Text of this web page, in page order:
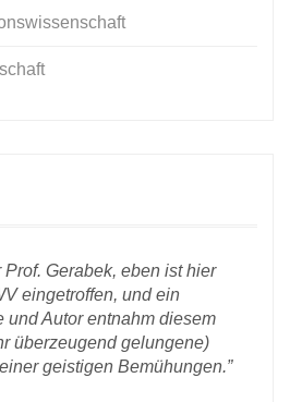
Prof. Gerabek, eben ist hier
eingetroffen, und ein
und Autor entnahm diesem
überzeugend gelungene)
geistigen Bemühungen.